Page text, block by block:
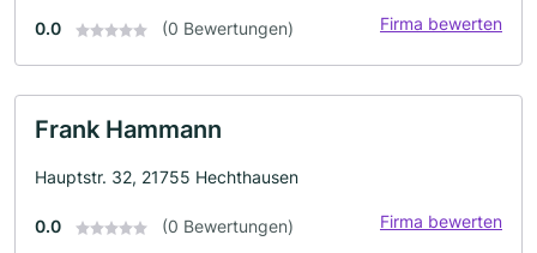
0.0 (0 Bewertungen) Firma bewerten
Frank Hammann
Hauptstr. 32, 21755 Hechthausen
0.0 (0 Bewertungen) Firma bewerten